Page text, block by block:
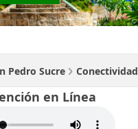
Pedro Sucre Conectividad
en Línea